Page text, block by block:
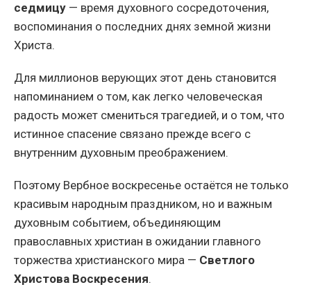
седмицу — время духовного сосредоточения,
воспоминания о последних днях земной жизни
Христа.
Для миллионов верующих этот день становится
напоминанием о том, как легко человеческая
радость может смениться трагедией, и о том, что
истинное спасение связано прежде всего с
внутренним духовным преображением.
Поэтому Вербное воскресенье остаётся не только
красивым народным праздником, но и важным
духовным событием, объединяющим
православных христиан в ожидании главного
торжества христианского мира — Светлого
Христова Воскресения.